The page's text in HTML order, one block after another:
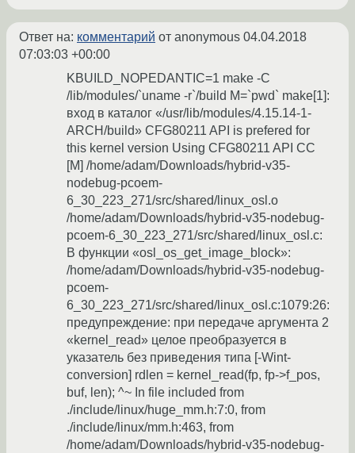
Ответ на: комментарий от anonymous 04.04.2018
07:03:03 +00:00
KBUILD_NOPEDANTIC=1 make -C
/lib/modules/`uname -r`/build M=`pwd` make[1]:
вход в каталог «/usr/lib/modules/4.15.14-1-
ARCH/build» CFG80211 API is prefered for
this kernel version Using CFG80211 API CC
[M] /home/adam/Downloads/hybrid-v35-
nodebug-pcoem-
6_30_223_271/src/shared/linux_osl.o
/home/adam/Downloads/hybrid-v35-nodebug-
pcoem-6_30_223_271/src/shared/linux_osl.c:
В функции «osl_os_get_image_block»:
/home/adam/Downloads/hybrid-v35-nodebug-
pcoem-
6_30_223_271/src/shared/linux_osl.c:1079:26:
предупреждение: при передаче аргумента 2
«kernel_read» целое преобразуется в
указатель без приведения типа [-Wint-
conversion] rdlen = kernel_read(fp, fp->f_pos,
buf, len); ^~ In file included from
./include/linux/huge_mm.h:7:0, from
./include/linux/mm.h:463, from
/home/adam/Downloads/hybrid-v35-nodebug-